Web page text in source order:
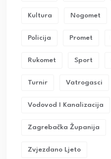
Kultura Nogomet
Policija Promet
Rukomet Sport
Turnir Vatrogasci
Vodovod I Kanalizacija
Zagrebačka Županija
Zvjezdano Ljeto